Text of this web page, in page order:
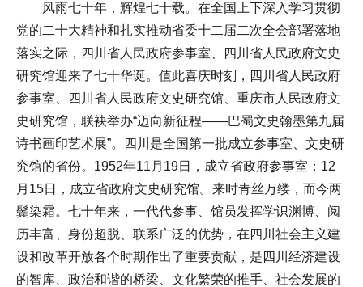
风雨七十年，辉煌七十载。在全国上下深入学习贯彻
党的二十大精神和扎实推动省委十二届二次全会部署落地
落实之际，四川省人民政府参事室、四川省人民政府文史
研究馆迎来了七十华诞。值此喜庆时刻，四川省人民政府
参事室、四川省人民政府文史研究馆、重庆市人民政府文
史研究馆，联袂举办“迈向新征程——巴蜀文史翰墨第九届
诗书画印艺术展”。四川是全国第一批成立参事室、文史研
究馆的省份。1952年11月19日，成立省政府参事室；12
月15日，成立省政府文史研究馆。来时青丝万缕，而今两
鬓染霜。七十年来，一代代参事、馆员发挥学识渊博、阅
历丰富、身份超脱、联系广泛的优势，在四川社会主义建
设和改革开放各个时期作出了重要贡献，是四川经济建设
的智库、政治和谐的桥梁、文化繁荣的推手、社会发展的